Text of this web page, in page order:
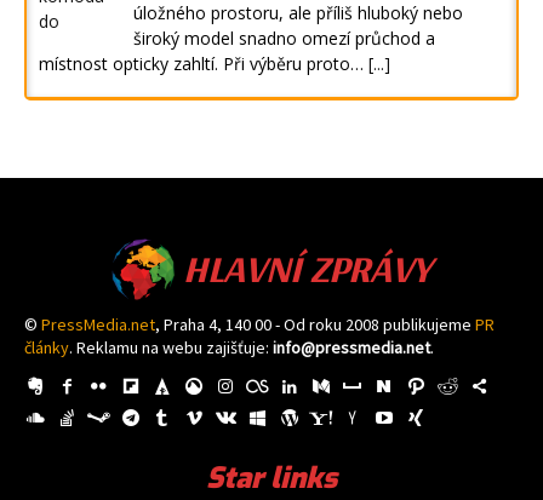
úložného prostoru, ale příliš hluboký nebo
široký model snadno omezí průchod a
místnost opticky zahltí. Při výběru proto… [...]
HLAVNÍ ZPRÁVY
© PressMedia.net, Praha 4, 140 00 - Od roku 2008 publikujeme PR
články. Reklamu na webu zajišťuje: info@pressmedia.net.
Star links